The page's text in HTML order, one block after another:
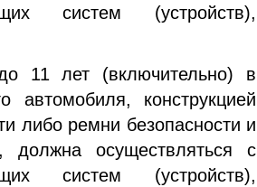
систем (устройств),
11 лет (включительно) в
автомобиля, конструкцией
либо ремни безопасности и
должна осуществляться с
систем (устройств),